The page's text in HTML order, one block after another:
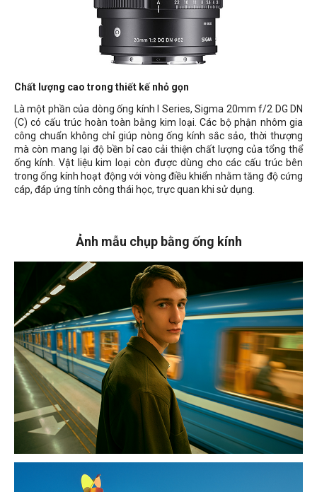
Chất lượng cao trong thiết kế nhỏ gọn
Là một phần của dòng ống kính I Series, Sigma 20mm f/2 DG DN
(C) có cấu trúc hoàn toàn bằng kim loại. Các bộ phận nhôm gia
công chuẩn không chỉ giúp nòng ống kính sắc sảo, thời thượng
mà còn mang lại độ bền bỉ cao cải thiện chất lượng của tổng thể
ống kính. Vật liệu kim loại còn được dùng cho các cấu trúc bên
trong ống kính hoạt động với vòng điều khiển nhằm tăng độ cứng
cáp, đáp ứng tính công thái học, trực quan khi sử dụng.
Ảnh mẫu chụp bằng ống kính